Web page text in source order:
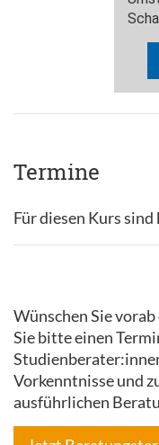
Termine
Für diesen Kurs
Wünschen Sie
Sie bitte einen
Vorkenntnisse und
ausführlichen